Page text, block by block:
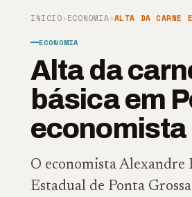
INÍCIO›ECONOMIA›ALTA DA CARNE
ECONOMIA
Alta da
básica em
economista
O economista Alexandre
Estadual de Ponta